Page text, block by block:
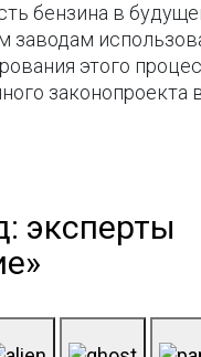
бензина в
заводам
этого
законопроекта
эксперты